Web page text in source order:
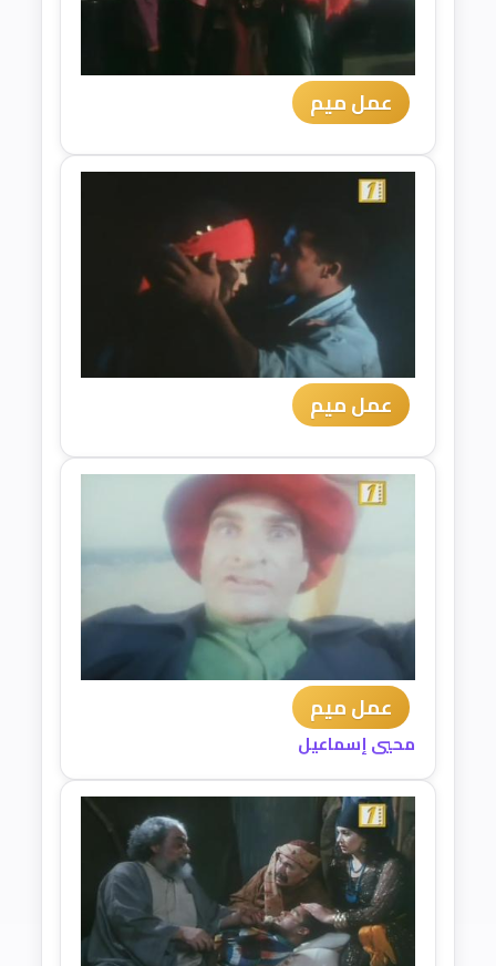
عمل ميم
عمل ميم
عمل ميم
محيي إسماعيل